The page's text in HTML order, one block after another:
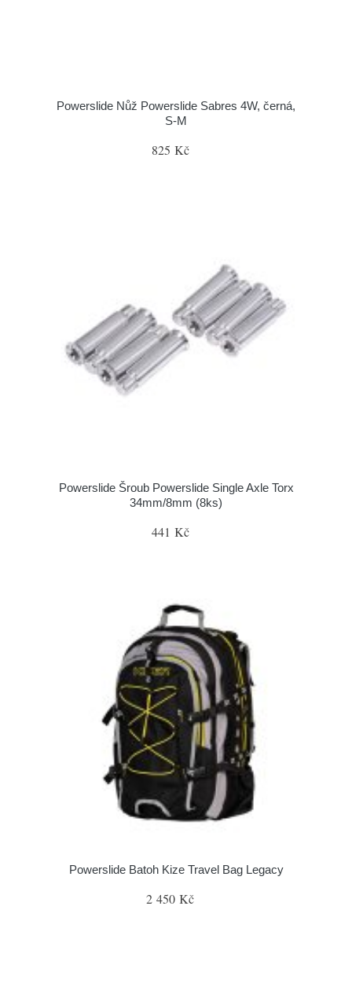
Powerslide Nůž Powerslide Sabres 4W, černá,
S-M
825 Kč
Powerslide Šroub Powerslide Single Axle Torx
34mm/8mm (8ks)
441 Kč
Powerslide Batoh Kize Travel Bag Legacy
2 450 Kč